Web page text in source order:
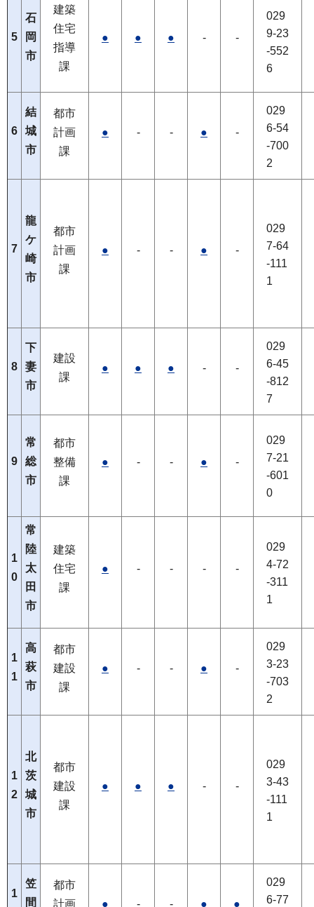
5
石
岡
市
建築
住宅
指導
課
● ● ● - -
029
9-23
-552
6
6
結
城
市
都市
計画
課
● - - ● -
029
6-54
-700
2
7
龍
ケ
崎
市
都市
計画
課
● - - ● -
029
7-64
-111
1
8
下
妻
市
建設
課
● ● ● - -
029
6-45
-812
7
9
常
総
市
都市
整備
課
● - - ● -
029
7-21
-601
0
1
0
常
陸
太
田
市
建築
住宅
課
● - - - -
029
4-72
-311
1
1
1
高
萩
市
都市
建設
課
● - - ● -
029
3-23
-703
2
1
2
北
茨
城
市
都市
建設
課
● ● ● - -
029
3-43
-111
1
1
笠
間
都市
計画
● - - ● ●
029
6-77